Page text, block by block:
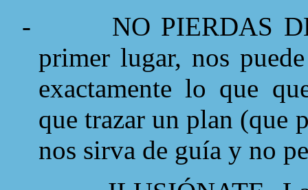
-
NO PIERDAS
primer lugar, nos
exactamente lo que
que trazar un plan (que
nos sirva de guía y no